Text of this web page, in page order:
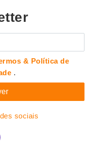
& Política de
.
sociais